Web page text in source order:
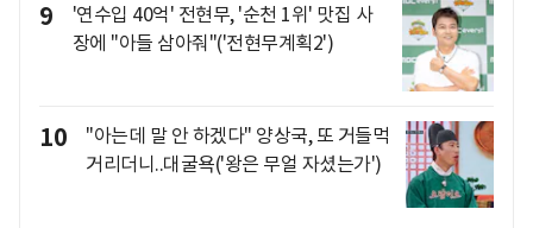
9
'연수입 40억' 전현무, '순천 1위' 맛집 사
장에 "아들 삼아줘"('전현무계획2')
10
"아는데 말 안 하겠다" 양상국, 또 거들먹
거리더니..대굴욕('왕은 무얼 자셨는가')